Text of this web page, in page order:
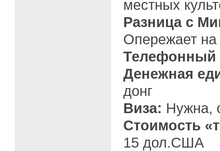
местных
Разница с
Опережает на
Телефонный
Денежная
донг
Виза: Нужна,
Стоимость
15 дол.США